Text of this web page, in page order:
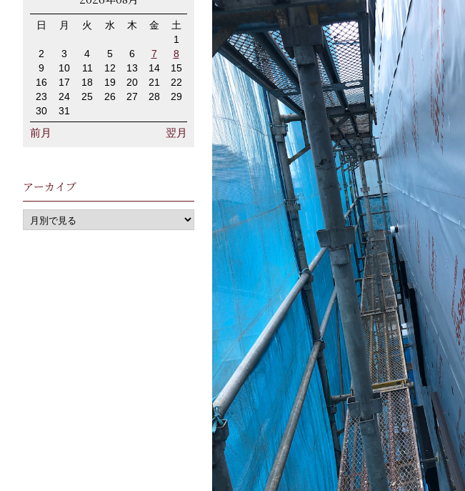
日 月 火 水 木 金
土
1
2
3 4 5 6 7
8
9
10 11 12 13 14
15
16
17 18 19 20 21
22
23
24 25 26 27 28
29
30
31
前月 翌月
アーカイブ